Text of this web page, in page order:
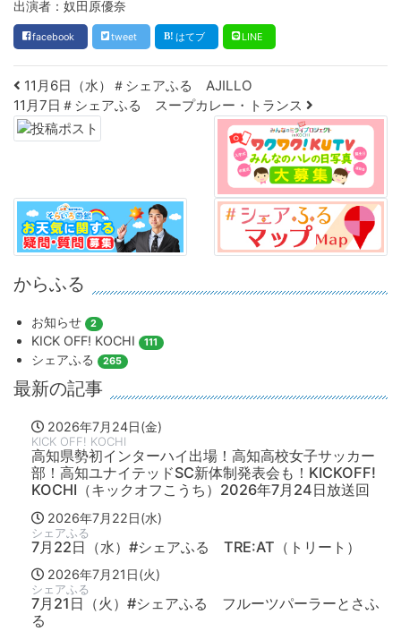
出演者：奴田原優奈
facebook tweet はてブ LINE
Post navigation
11月6日（水）＃シェアふる AJILLO
11月7日＃シェアふる スープカレー・トランス
からふる
お知らせ 2
KICK OFF! KOCHI 111
シェアふる 265
最新の記事
2026年7月24日(金)
KICK OFF! KOCHI
高知県勢初インターハイ出場！高知高校女子サッカー
部！高知ユナイテッドSC新体制発表会も！KICKOFF!
KOCHI（キックオフこうち）2026年7月24日放送回
2026年7月22日(水)
シェアふる
7月22日（水）#シェアふる TRE:AT（トリート）
2026年7月21日(火)
シェアふる
7月21日（火）#シェアふる フルーツパーラーとさふ
る